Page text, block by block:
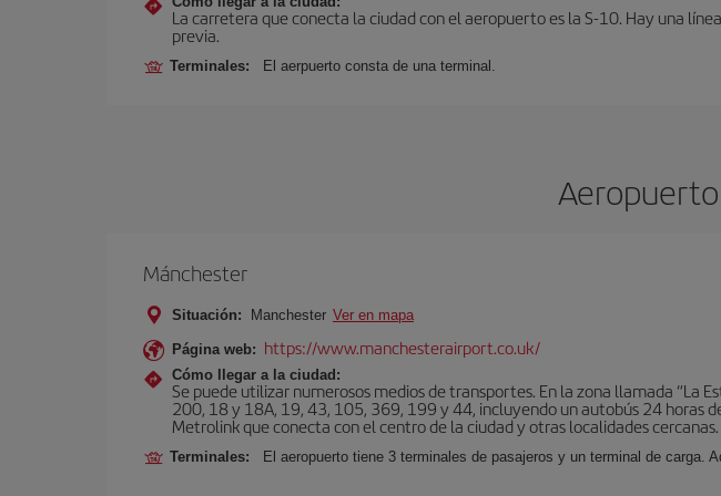
La carretera que conecta la ciudad con el aeropuerto es la S-10. Hay una
previa.
Terminales: El aerpuerto consta de una terminal.
Mánchester
Situación: Manchester Ver en mapa
Página web: https://www.manchesterairport.co.uk/
Cómo llegar a la ciudad:
Se puede utilizar numerosos medios de transportes. En la zona llamada “La
200, 18 y 18A, 19, 43, 105, 369, 199 y 44, incluyendo un autobús 24 horas
Metrolink que conecta con el centro de la ciudad y otras localidades
Terminales: El aeropuerto tiene 3 terminales de pasajeros y un terminal de carga.